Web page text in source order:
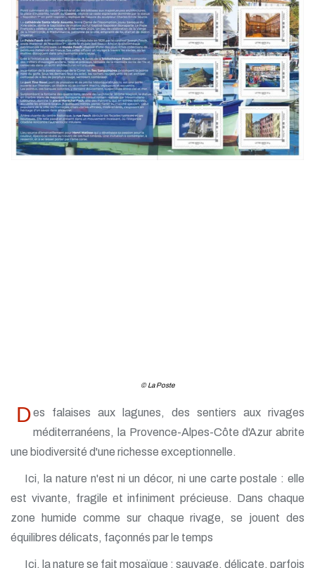
© La Poste
Des falaises aux lagunes, des sentiers aux rivages
méditerranéens, la Provence-Alpes-Côte d'Azur abrite
une biodiversité d'une richesse exceptionnelle.
Ici, la nature n'est ni un décor, ni une carte postale : elle
est vivante, fragile et infiniment précieuse. Dans chaque
zone humide comme sur chaque rivage, se jouent des
équilibres délicats, façonnés par le temps
Ici, la nature se fait mosaïque : sauvage, délicate, parfois